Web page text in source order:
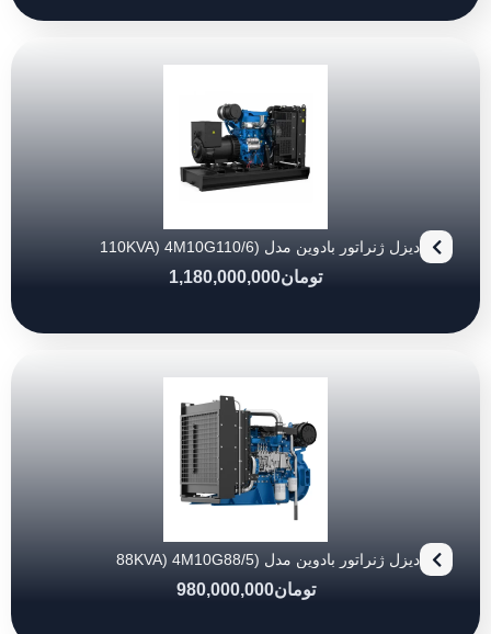
دیزل ژنراتور بادوین مدل (110KVA) 4M10G110/6
تومان1,180,000,000
دیزل ژنراتور بادوین مدل (88KVA) 4M10G88/5
تومان980,000,000